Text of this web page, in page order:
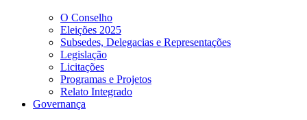
O Conselho
Eleições 2025
Subsedes, Delegacias e Representações
Legislação
Licitações
Programas e Projetos
Relato Integrado
Governança